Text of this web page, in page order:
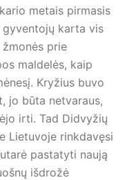
metais pirmasis
gyventojų karta vis
prie
maldelės, kaip
Kryžius buvo
jo būta netvaraus,
irti. Tad Didvyžių
Lietuvoje rinkdavęsi
pastatyti naują
išdrožė